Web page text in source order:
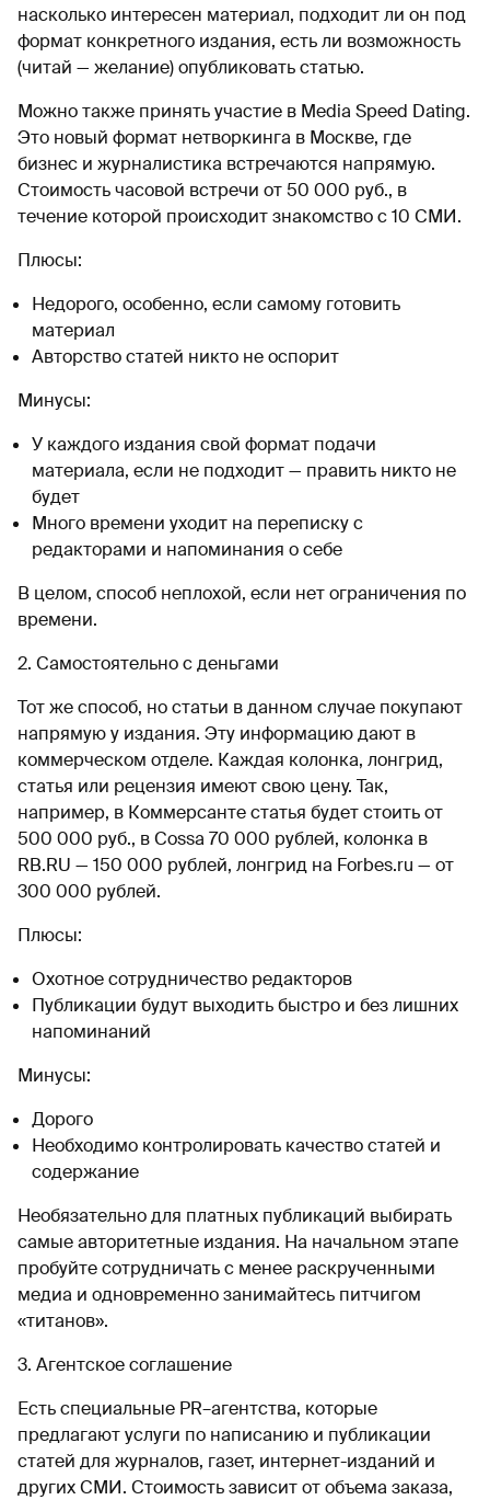
насколько интересен материал, подходит ли он под
формат конкретного издания, есть ли возможность
(читай — желание) опубликовать статью.
Можно также принять участие в Media Speed Dating.
Это новый формат нетворкинга в Москве, где
бизнес и журналистика встречаются напрямую.
Стоимость часовой встречи от 50 000 руб., в
течение которой происходит знакомство с 10 СМИ.
Плюсы:
Недорого, особенно, если самому готовить
материал
Авторство статей никто не оспорит
Минусы:
У каждого издания свой формат подачи
материала, если не подходит — править никто не
будет
Много времени уходит на переписку с
редакторами и напоминания о себе
В целом, способ неплохой, если нет ограничения по
времени.
2. Самостоятельно с деньгами
Тот же способ, но статьи в данном случае покупают
напрямую у издания. Эту информацию дают в
коммерческом отделе. Каждая колонка, лонгрид,
статья или рецензия имеют свою цену. Так,
например, в Коммерсанте статья будет стоить от
500 000 руб., в Cossa 70 000 рублей, колонка в
RB.RU — 150 000 рублей, лонгрид на Forbes.ru — от
300 000 рублей.
Плюсы:
Охотное сотрудничество редакторов
Публикации будут выходить быстро и без лишних
напоминаний
Минусы:
Дорого
Необходимо контролировать качество статей и
содержание
Необязательно для платных публикаций выбирать
самые авторитетные издания. На начальном этапе
пробуйте сотрудничать с менее раскрученными
медиа и одновременно занимайтесь питчигом
«титанов».
3. Агентское соглашение
Есть специальные PR–агентства, которые
предлагают услуги по написанию и публикации
статей для журналов, газет, интернет-изданий и
других СМИ. Стоимость зависит от объема заказа,